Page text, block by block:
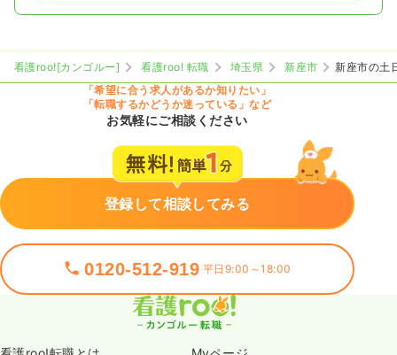
看護roo![カンゴルー] 看護roo! 転職 埼玉県 新座市
新座市の土
「希望に合う求人があるか知りたい」
「転職するかどうか迷っている」など
お気軽にご相談ください
登録して相談してみる
0120-512-919 平日9:00～18:00